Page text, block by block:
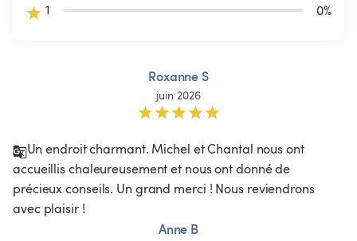
1
0%
Roxanne S
juin 2026
Un endroit charmant. Michel et Chantal nous ont
accueillis chaleureusement et nous ont donné de
précieux conseils. Un grand merci ! Nous reviendrons
avec plaisir !
Anne B